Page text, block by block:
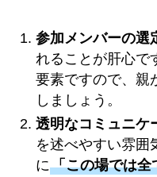
参加メンバーの選
れることが肝心で
要素ですので、親
しましょう。
透明なコミュニケ
を述べやすい雰囲
に「この場では全